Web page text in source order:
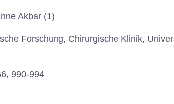
Akbar (1)
Forschung, Chirurgische Klinik,
990-994